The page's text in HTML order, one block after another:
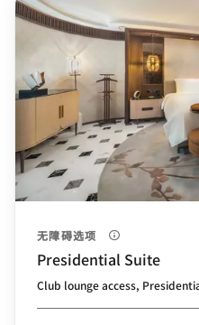
无障碍选项
Presidential Suite
Club lounge access,